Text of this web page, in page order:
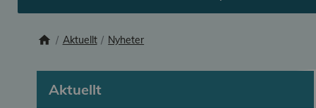
home Startsida
Aktuellt Nyheter
Aktuellt